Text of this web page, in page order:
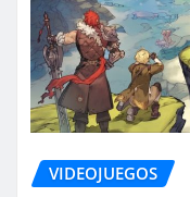
VIDEOJUEGOS